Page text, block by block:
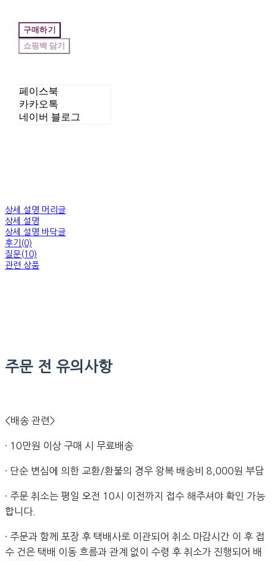
구매하기
페이스북
카카오톡
네이버 블로그
상세 설명 머리글
상세 설명
상세 설명 바닥글
후기(0)
질문(10)
관련 상품
주문 전 유의사항
<배송 관련>
· 10만원 이상 구매 시 무료배송
· 단순 변심에 의한 교환/환불의 경우 왕복 배송비 8,000원 부담
· 주문 취소는 평일 오전 10시 이전까지 접수 해주셔야 확인 가능
합니다.
· 주문과 함께 포장 후 택배사로 이관되어 취소 마감시간 이 후 접
수 건은 택배 이동 흐름과 관계 없이 수령 후 취소가 진행되어 배